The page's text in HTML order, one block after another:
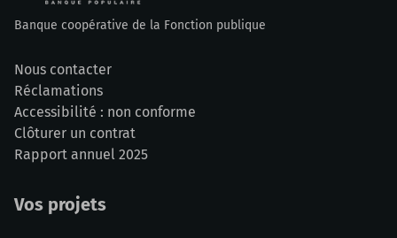
Banque coopérative de la Fonction publique
Nous contacter
Réclamations
Accessibilité : non conforme
Clôturer un contrat
Rapport annuel 2025
Vos projets